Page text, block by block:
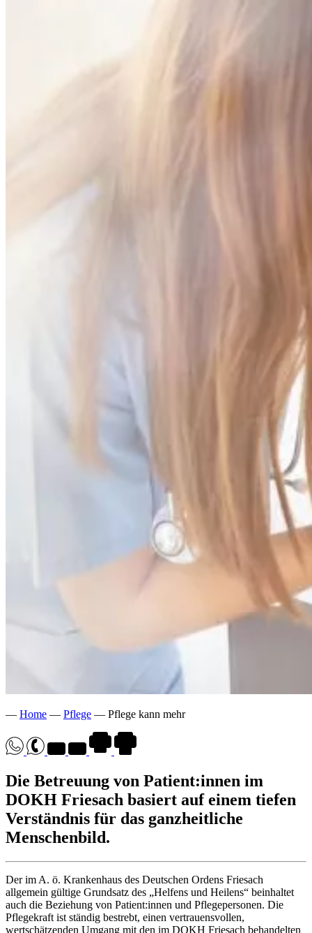
— Home — Pflege — Pflege kann mehr
Die Betreuung von Patient:innen im
DOKH Friesach basiert auf einem tiefen
Verständnis für das ganzheitliche
Menschenbild.
Der im A. ö. Krankenhaus des Deutschen Ordens Friesach
allgemein gültige Grundsatz des „Helfens und Heilens“ beinhaltet
auch die Beziehung von Patient:innen und Pflegepersonen. Die
Pflegekraft ist ständig bestrebt, einen vertrauensvollen,
wertschätzenden Umgang mit den im DOKH Friesach behandelten